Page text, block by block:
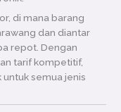
di mana barang
dan diantar
repot. Dengan
tarif kompetitif,
semua jenis